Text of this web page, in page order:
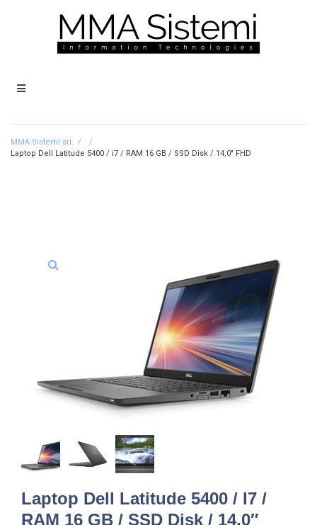
MMA Sistemi srl. /
/
Laptop Dell Latitude 5400 / i7 / RAM 16 GB / SSD Disk / 14,0″ FHD
Laptop Dell Latitude 5400 / I7 /
RAM 16 GB / SSD Disk / 14,0″